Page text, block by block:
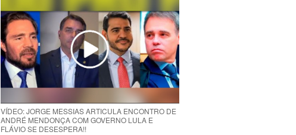
VÍDEO: JORGE MESSIAS ARTICULA ENCONTRO DE
ANDRÉ MENDONÇA COM GOVERNO LULA E
FLÁVIO SE DESESPERA!!